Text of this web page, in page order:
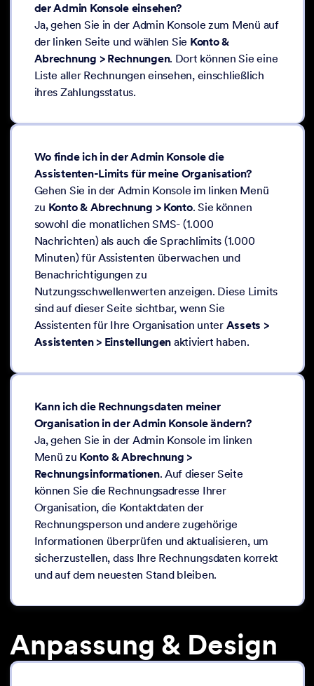
der Admin Konsole einsehen?
Ja, gehen Sie in der Admin Konsole zum Menü auf
der linken Seite und wählen Sie Konto &
Abrechnung > Rechnungen. Dort können Sie eine
Liste aller Rechnungen einsehen, einschließlich
ihres Zahlungsstatus.
Wo finde ich in der Admin Konsole die
Assistenten-Limits für meine Organisation?
Gehen Sie in der Admin Konsole im linken Menü
zu Konto & Abrechnung > Konto. Sie können
sowohl die monatlichen SMS- (1.000
Nachrichten) als auch die Sprachlimits (1.000
Minuten) für Assistenten überwachen und
Benachrichtigungen zu
Nutzungsschwellenwerten anzeigen. Diese Limits
sind auf dieser Seite sichtbar, wenn Sie
Assistenten für Ihre Organisation unter Assets >
Assistenten > Einstellungen aktiviert haben.
Kann ich die Rechnungsdaten meiner
Organisation in der Admin Konsole ändern?
Ja, gehen Sie in der Admin Konsole im linken
Menü zu Konto & Abrechnung >
Rechnungsinformationen. Auf dieser Seite
können Sie die Rechnungsadresse Ihrer
Organisation, die Kontaktdaten der
Rechnungsperson und andere zugehörige
Informationen überprüfen und aktualisieren, um
sicherzustellen, dass Ihre Rechnungsdaten korrekt
und auf dem neuesten Stand bleiben.
Anpassung & Design